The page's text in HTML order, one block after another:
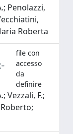
Penolazzi,
Roberta
file con
accesso
da
definire
Vezzali, F.;